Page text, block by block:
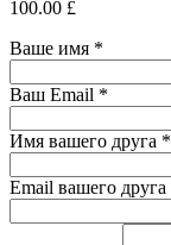
100.00 £
Ваше имя *
Ваш Email *
Имя вашего друга *
Email вашего друга